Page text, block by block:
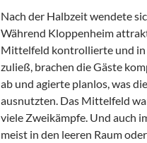
Nach der Halbzeit wendete
Während Kloppenheim
Mittelfeld kontrollierte und in
zuließ, brachen die Gäste
ab und agierte planlos, was
ausnutzten. Das Mittelfeld
viele Zweikämpfe. Und auch
meist in den leeren Raum